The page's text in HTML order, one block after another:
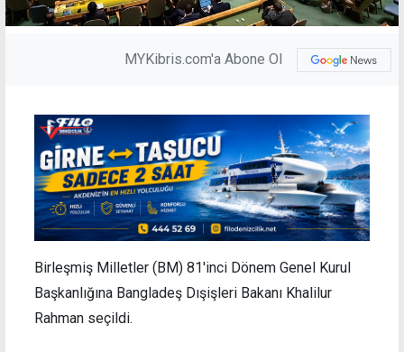
MYKibris.com'a Abone Ol
Birleşmiş Milletler (BM) 81'inci Dönem Genel Kurul
Başkanlığına Bangladeş Dışişleri Bakanı Khalilur
Rahman seçildi.